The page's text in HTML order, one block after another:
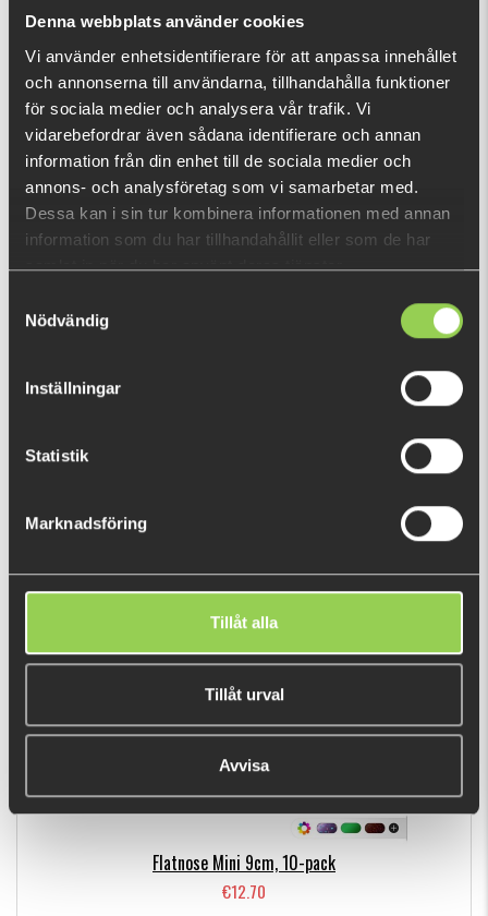
Denna webbplats använder cookies
Vi använder enhetsidentifierare för att anpassa innehållet
och annonserna till användarna, tillhandahålla funktioner
för sociala medier och analysera vår trafik. Vi
vidarebefordrar även sådana identifierare och annan
information från din enhet till de sociala medier och
annons- och analysföretag som vi samarbetar med.
Dessa kan i sin tur kombinera informationen med annan
information som du har tillhandahållit eller som de har
samlat in när du har använt deras tjänster.
Nödvändig
Inställningar
Statistik
Marknadsföring
Tillåt alla
Tillåt urval
Avvisa
What is this?
RECENTLY VIEWED PRODUCTS
Out of stock
BESTSELLERS
Flatnose Mini 9cm, 10-pack
€12.70